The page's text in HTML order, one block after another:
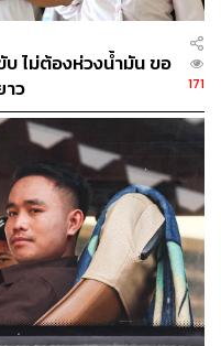
ไม่ต้องห่วงน้ำมัน ขอ
ว
171